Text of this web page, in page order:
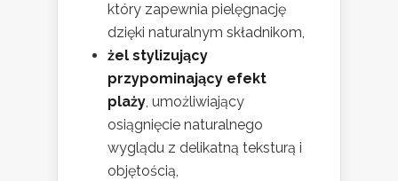
który zapewnia pielęgnację
dzięki naturalnym składnikom,
żel stylizujący
przypominający efekt
plaży, umożliwiający
osiągnięcie naturalnego
wyglądu z delikatną teksturą i
objętością,